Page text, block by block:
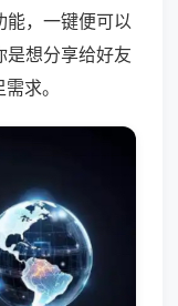
能，一键便可以
是想分享给好友
求。